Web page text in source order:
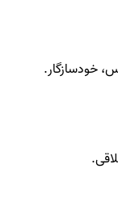
خودسازگار.